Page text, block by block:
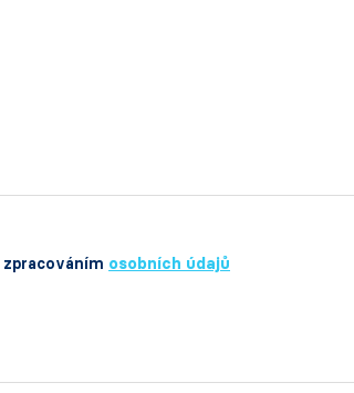
osobních údajů